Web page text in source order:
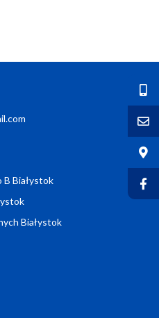
B Białystok
Białystok